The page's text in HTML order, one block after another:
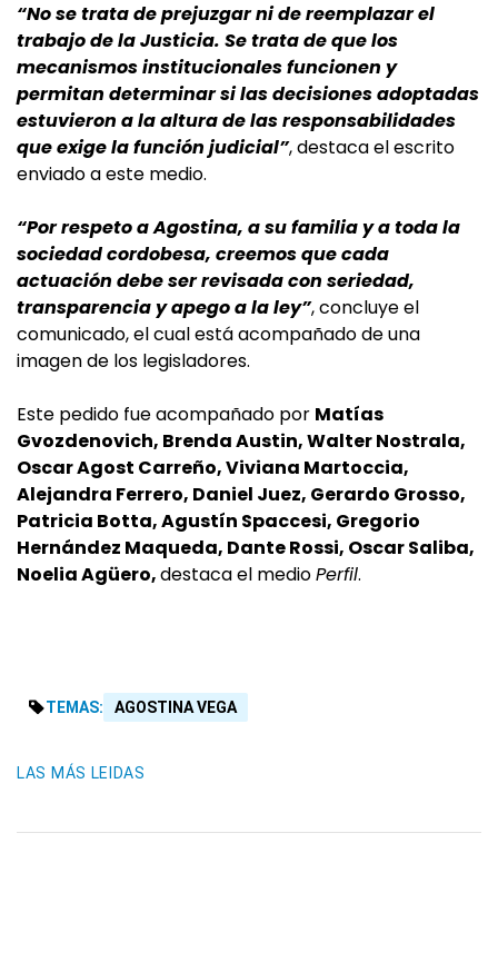
“No se trata de prejuzgar ni de reemplazar el
trabajo de la Justicia. Se trata de que los
mecanismos institucionales funcionen y
permitan determinar si las decisiones adoptadas
estuvieron a la altura de las responsabilidades
que exige la función judicial”, destaca el escrito
enviado a este medio.
“Por respeto a Agostina, a su familia y a toda la
sociedad cordobesa, creemos que cada
actuación debe ser revisada con seriedad,
transparencia y apego a la ley”, concluye el
comunicado, el cual está acompañado de una
imagen de los legisladores.
Este pedido fue acompañado por Matías
Gvozdenovich, Brenda Austin, Walter Nostrala,
Oscar Agost Carreño, Viviana Martoccia,
Alejandra Ferrero, Daniel Juez, Gerardo Grosso,
Patricia Botta, Agustín Spaccesi, Gregorio
Hernández Maqueda, Dante Rossi, Oscar Saliba,
Noelia Agüero,destaca el medioPerfil.
TEMAS: AGOSTINA VEGA
LAS MÁS LEIDAS